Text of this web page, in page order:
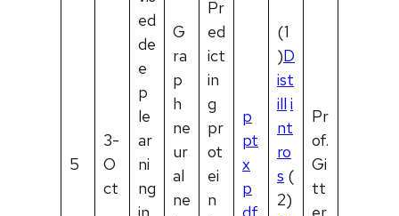
5
3-
O
ct
ed
de
e
p
le
ar
ni
ng
G
ra
p
h
ne
ur
al
ne
Pr
ed
ict
in
g
pr
ot
ei
n
p
pt
x
p
(1
)D
ist
ill i
nt
ro
s (
2)
Pr
of.
Gi
tt